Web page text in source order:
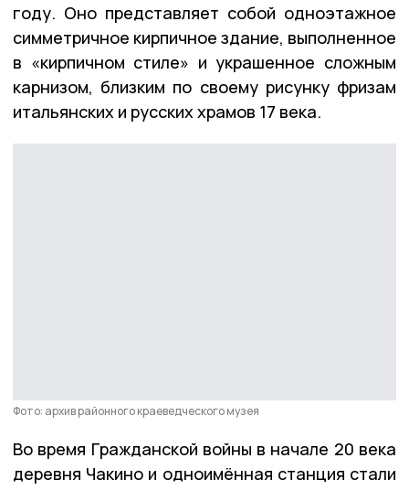
году. Оно представляет собой одноэтажное
симметричное кирпичное здание, выполненное
в «кирпичном стиле» и украшенное сложным
карнизом, близким по своему рисунку фризам
итальянских и русских храмов 17 века.
Фото: архив районного краеведческого музея
Во время Гражданской войны в начале 20 века
деревня Чакино и одноимённая станция стали